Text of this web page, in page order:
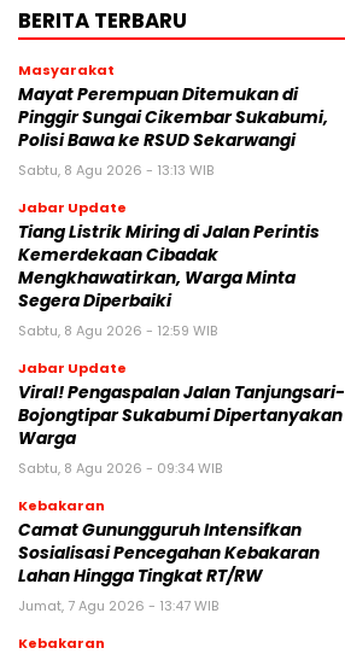
BERITA TERBARU
Masyarakat
‎Mayat Perempuan Ditemukan di
Pinggir Sungai Cikembar Sukabumi,
Polisi Bawa ke RSUD Sekarwangi‎
Sabtu, 8 Agu 2026 - 13:13 WIB
Jabar Update
Tiang Listrik Miring di Jalan Perintis
Kemerdekaan Cibadak
Mengkhawatirkan, Warga Minta
Segera Diperbaiki
Sabtu, 8 Agu 2026 - 12:59 WIB
Jabar Update
Viral! Pengaspalan Jalan Tanjungsari-
Bojongtipar Sukabumi Dipertanyakan
Warga
Sabtu, 8 Agu 2026 - 09:34 WIB
Kebakaran
‎‎Camat Gunungguruh Intensifkan
Sosialisasi Pencegahan Kebakaran
Lahan Hingga Tingkat RT/RW‎
Jumat, 7 Agu 2026 - 13:47 WIB
Kebakaran